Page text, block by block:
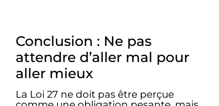
Conclusion : Ne pas
attendre d’aller mal pour
aller mieux
La Loi 27 ne doit pas être perçue